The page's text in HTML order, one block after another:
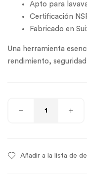
Apto para
Certificación
Fabricado en
Una herramienta
rendimiento,
Añadir a la lista de